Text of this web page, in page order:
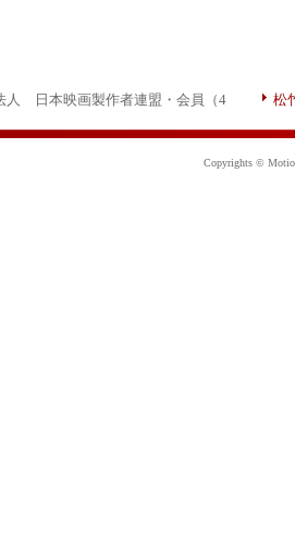
人 日本映画製作者連盟・会員（4
松
Copyrights ©